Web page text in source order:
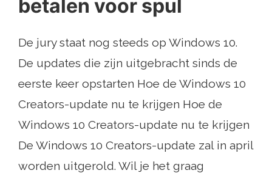
betalen voor spul
De jury staat nog steeds op Windows 10.
De updates die zijn uitgebracht sinds de
eerste keer opstarten Hoe de Windows 10
Creators-update nu te krijgen Hoe de
Windows 10 Creators-update nu te krijgen
De Windows 10 Creators-update zal in april
worden uitgerold. Wil je het graag